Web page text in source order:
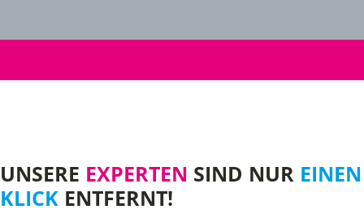
UNSERE EXPERTEN SIND NUR EINEN
KLICK ENTFERNT!